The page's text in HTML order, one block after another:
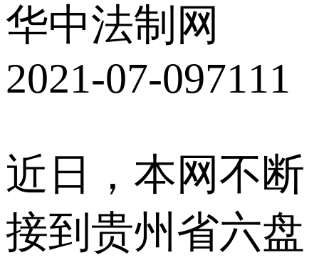
华中法制网
2021-07-097111
近日，本网不断
接到贵州省六盘